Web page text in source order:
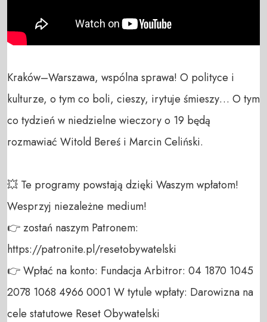
Kraków–Warszawa, wspólna sprawa! O polityce i
kulturze, o tym co boli, cieszy, irytuje śmieszy… O tym
co tydzień w niedzielne wieczory o 19 będą
rozmawiać Witold Bereś i Marcin Celiński.
💥 Te programy powstają dzięki Waszym wpłatom!
Wesprzyj niezależne medium!
👉 zostań naszym Patronem:
https://patronite.pl/resetobywatelski
👉 Wpłać na konto: Fundacja Arbitror: 04 1870 1045
2078 1068 4966 0001 W tytule wpłaty: Darowizna na
cele statutowe Reset Obywatelski